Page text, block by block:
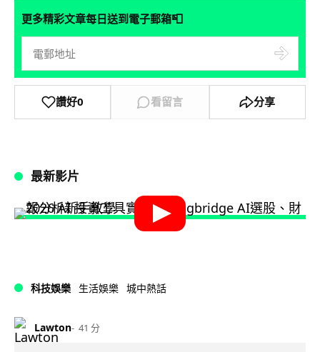
更多精彩文章每日送到電子郵箱📮
讚好0 看留言 分享
最新影片
科技娛樂 生活娛樂 城中熱話
Lawton 41 分